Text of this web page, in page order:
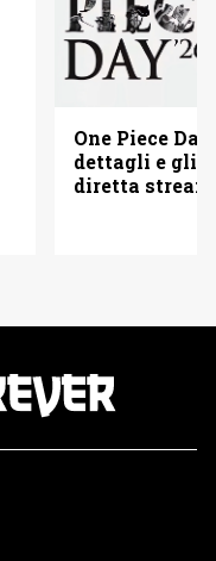
One Piece
dettagli e gli
diretta